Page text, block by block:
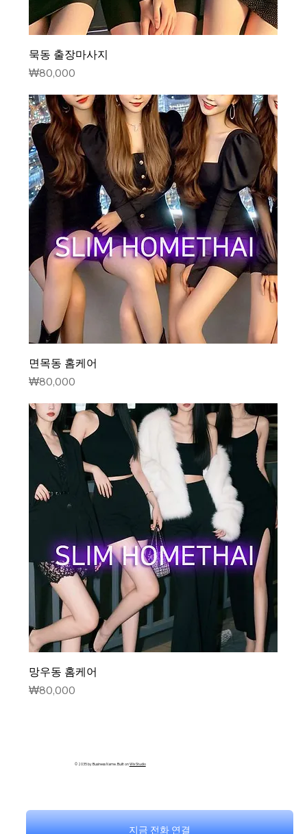
묵동 출장마사지
가격
₩80,000
면목동 홈케어
가격
₩80,000
망우동 홈케어
가격
₩80,000
© 2035 by Business Name. Built onWix Studio
지금 전화 연결